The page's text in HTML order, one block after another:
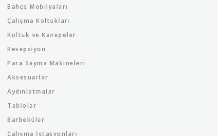
Bahçe Mobilyaları
Çalışma Koltukları
Koltuk ve Kanepeler
Resepsiyon
Para Sayma Makineleri
Aksesuarlar
Aydınlatmalar
Tablolar
Barbeküler
Çalışma İstasyonları